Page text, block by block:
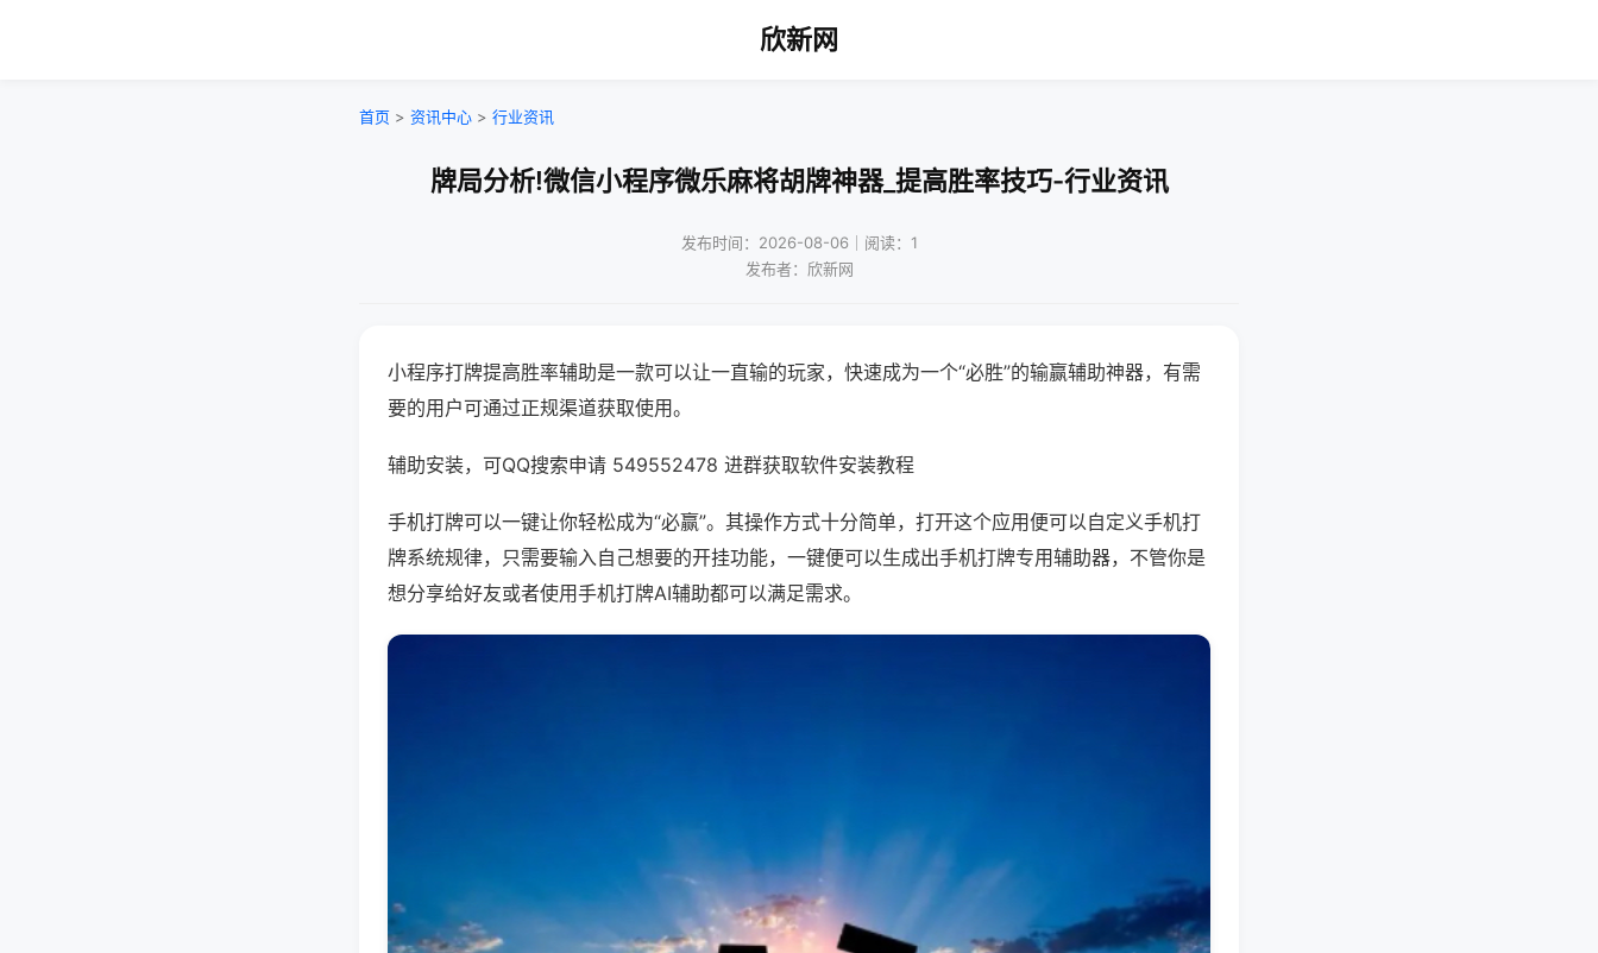
欣新网
首页 > 资讯中心 > 行业资讯
牌局分析!微信小程序微乐麻将胡牌神器_提高胜率技巧-行业资讯
发布时间：2026-08-06｜阅读：1
发布者：欣新网
小程序打牌提高胜率辅助是一款可以让一直输的玩家，快速成为一个“必胜”的输赢辅助神器，有需
要的用户可通过正规渠道获取使用。
辅助安装，可QQ搜索申请 549552478 进群获取软件安装教程
手机打牌可以一键让你轻松成为“必赢”。其操作方式十分简单，打开这个应用便可以自定义手机打
牌系统规律，只需要输入自己想要的开挂功能，一键便可以生成出手机打牌专用辅助器，不管你是
想分享给好友或者使用手机打牌AI辅助都可以满足需求。